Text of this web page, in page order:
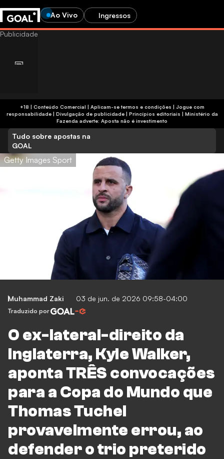
Você tem 24 anos ou mais?
Ajude-nos a verificar sua idade respondendo com
sinceridade. Este site contém publicidade relacionada a
jogos de azar destinada a maiores de 24 anos.
Sim, tenho 24 anos ou mais
Não, tenho menos de 24 anos
Age-restricted content
You’re not old enough to view betting content. You’ll be
redirected to the homepage.
Go to homepage
Ao Vivo Ingressos
+18 | Conteúdo Comercial | Aplicam-se termos e condições | Jogue com
responsabilidade| Divulgação de publicidade| Princípios editoriais | Ministério da
Fazenda adverte: Aposta não é investimento
Tudo sobre apostas na
GOAL
Getty Images Sport
Muhammad Zaki 03 de jun. de 2026 09:58-04:00
Traduzido por
O ex-lateral-direito da
Inglaterra, Kyle Walker,
aponta TRÊS convocações
para a Copa do Mundo que
Thomas Tuchel
provavelmente errou, ao
defender o trio preterido